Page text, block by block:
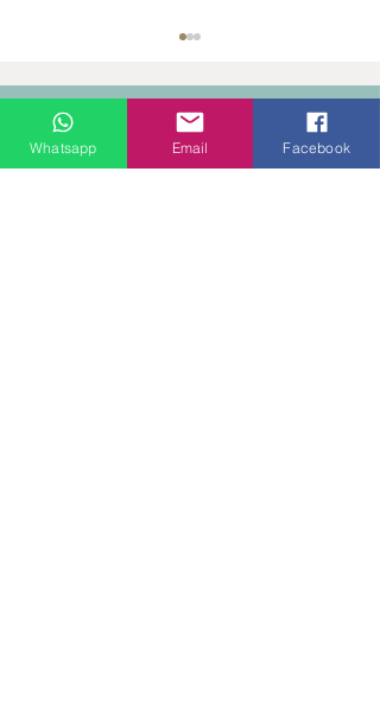
門市地址：
九龍觀塘偉業街181號盈達商業大廈8樓B室 ( 建議到店前
Whatsapp Email Facebook